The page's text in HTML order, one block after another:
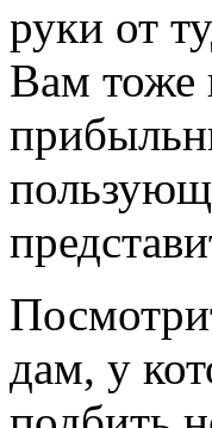
руки от
Вам тоже
дам, у